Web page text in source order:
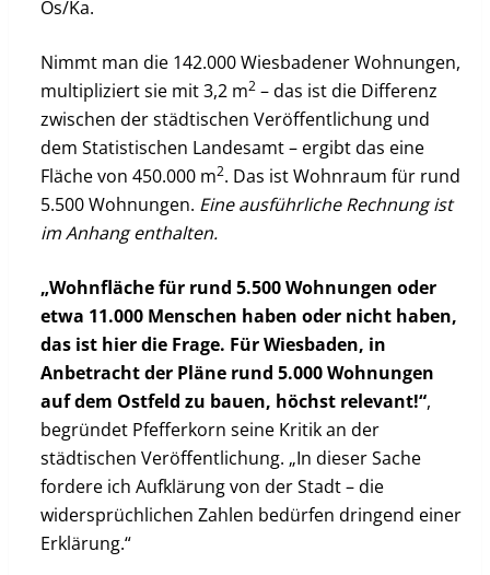
Os/Ka.
Nimmt man die 142.000 Wiesbadener Wohnungen,
multipliziert sie mit 3,2 m2– das ist die Differenz
zwischen der städtischen Veröffentlichung und
dem Statistischen Landesamt – ergibt das eine
Fläche von 450.000 m2. Das ist Wohnraum für rund
5.500 Wohnungen. Eine ausführliche Rechnung ist
im Anhang enthalten.
„Wohnfläche für rund 5.500 Wohnungen oder
etwa 11.000 Menschen haben oder nicht haben,
das ist hier die Frage. Für Wiesbaden, in
Anbetracht der Pläne rund 5.000 Wohnungen
auf dem Ostfeld zu bauen, höchst relevant!“,
begründet Pfefferkorn seine Kritik an der
städtischen Veröffentlichung. „In dieser Sache
fordere ich Aufklärung von der Stadt – die
widersprüchlichen Zahlen bedürfen dringend einer
Erklärung.“